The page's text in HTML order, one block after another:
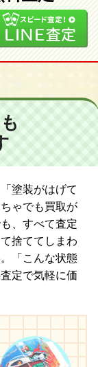
任せください！！
塗装がはげて
ゃでも買取が
、すべて査定
捨ててしまわ
「こんな状態
定で気軽に価